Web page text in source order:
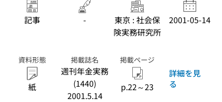
記事 -
東京 : 社会保
険実務研究所
2001-05-14
資料形態
紙
掲載誌名
週刊年金実務
(1440)
2001.5.14
掲載ページ
p.22～23
詳細を見
る